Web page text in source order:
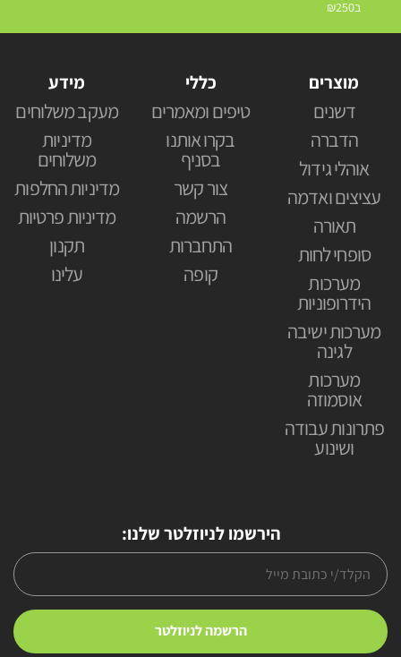
ב₪250
מוצרים
דשנים
הדברה
אוהלי גידול
עציצים ואדמה
תאורה
סופחי לחות
מערכות
הידרופוניות
מערכות ישיבה
לגינה
מערכות
אוסמוזה
פתרונות עבודה
ושינוע
כללי
טיפים ומאמרים
בקרו אותנו
בסניף
צור קשר
הרשמה
התחברות
קופה
מידע
מעקב משלוחים
מדיניות
משלוחים
מדיניות החלפות
מדיניות פרטיות
תקנון
עלינו
הירשמו לניוזלטר שלנו: